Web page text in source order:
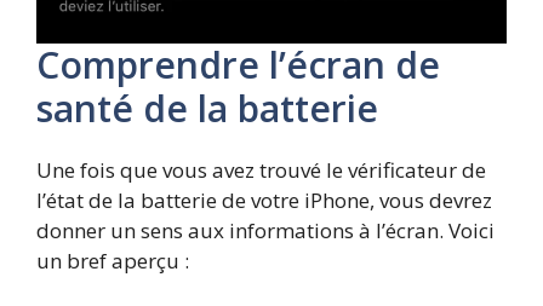
Comprendre l’écran de
santé de la batterie
Une fois que vous avez trouvé le vérificateur de
l’état de la batterie de votre iPhone, vous devrez
donner un sens aux informations à l’écran. Voici
un bref aperçu :